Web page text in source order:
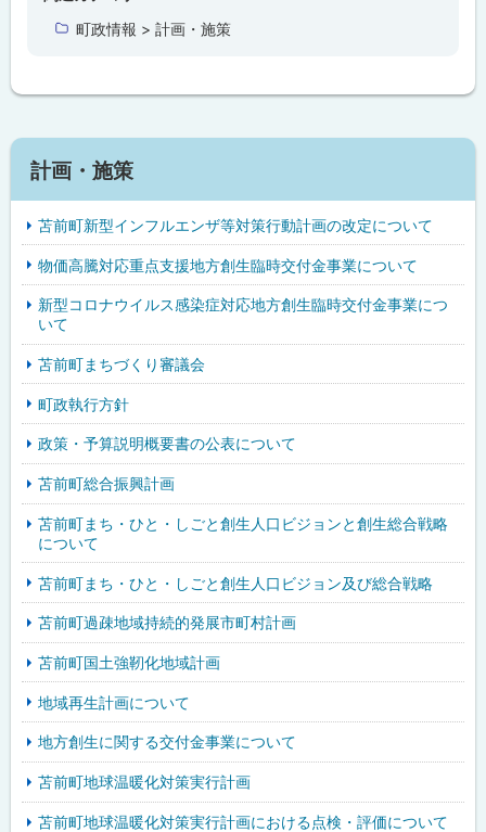
町政情報 > 計画・施策
計画・施策
苫前町新型インフルエンザ等対策行動計画の改定について
物価高騰対応重点支援地方創生臨時交付金事業について
新型コロナウイルス感染症対応地方創生臨時交付金事業につ
いて
苫前町まちづくり審議会
町政執行方針
政策・予算説明概要書の公表について
苫前町総合振興計画
苫前町まち・ひと・しごと創生人口ビジョンと創生総合戦略
について
苫前町まち・ひと・しごと創生人口ビジョン及び総合戦略
苫前町過疎地域持続的発展市町村計画
苫前町国土強靭化地域計画
地域再生計画について
地方創生に関する交付金事業について
苫前町地球温暖化対策実行計画
苫前町地球温暖化対策実行計画における点検・評価について